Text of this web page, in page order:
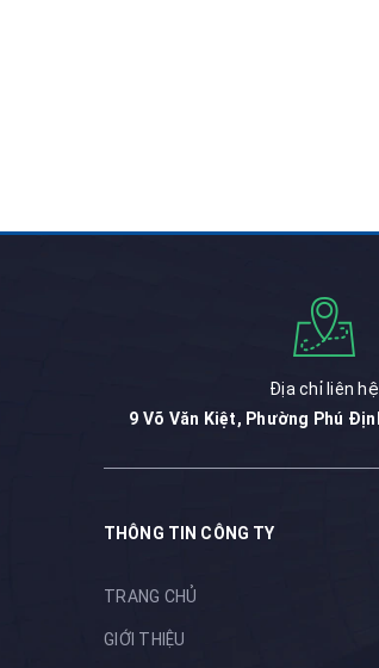
Địa chỉ liên hệ
9 Võ Văn Kiệt, Phường Phú
THÔNG TIN CÔNG TY
TRANG CHỦ
GIỚI THIỆU